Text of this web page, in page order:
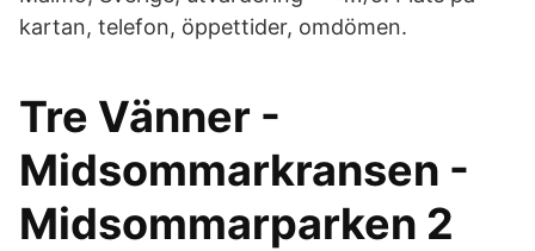
kartan, telefon, öppettider, omdömen.
Tre Vänner -
Midsommarkransen -
Midsommarparken 2